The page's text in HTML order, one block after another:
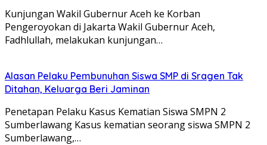
Kunjungan Wakil Gubernur Aceh ke Korban
Pengeroyokan di Jakarta Wakil Gubernur Aceh,
Fadhlullah, melakukan kunjungan…
Alasan Pelaku Pembunuhan Siswa SMP di Sragen Tak
Ditahan, Keluarga Beri Jaminan
Penetapan Pelaku Kasus Kematian Siswa SMPN 2
Sumberlawang Kasus kematian seorang siswa SMPN 2
Sumberlawang,…